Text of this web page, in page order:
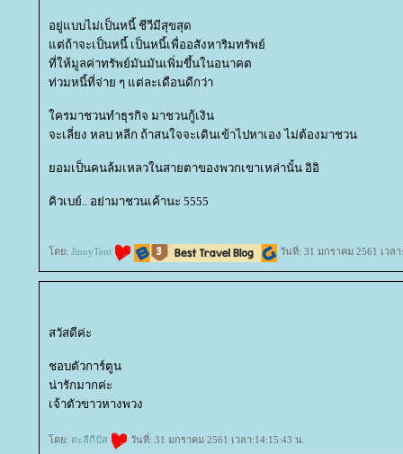
อยู่แบบไม่เป็นหนี้ ชีวีมีสุขสุด
ต่ถ้าจะเป็นหนี้ เป็นหนี้เพื่ออสังหาริมทรัพย์
ที่ให้มูลค่าทรัพย์มันมันเพิ่มขึ้นในอนาคต
ท่วมหนี้ที่จ่าย ๆ แต่ละเดือนดีกว่า
ครมาชวนทำธุรกิจ มาชวนกู้เงิน
จะเลี่ยง หลบ หลีก ถ้าสนใจจะเดินเข้าไปหาเอง ไม่ต้องมาชวน
อมเป็นคนล้มเหลวในสายตาของพวกเขาเหล่านั้น อิอิ
คิวเบย์.. อย่ามาชวนเค้านะ 5555
ดย: JinnyTent วันที่: 31 มกราคม 2561 เวล
สวัสดีค่ะ
ชอบตัวการ์ตูน
น่ารักมากค่ะ
เจ้าตัวขาวหางพวง
ดย: ตะลีกีปัส วันที่: 31 มกราคม 2561 เวลา:14:15:43 น.